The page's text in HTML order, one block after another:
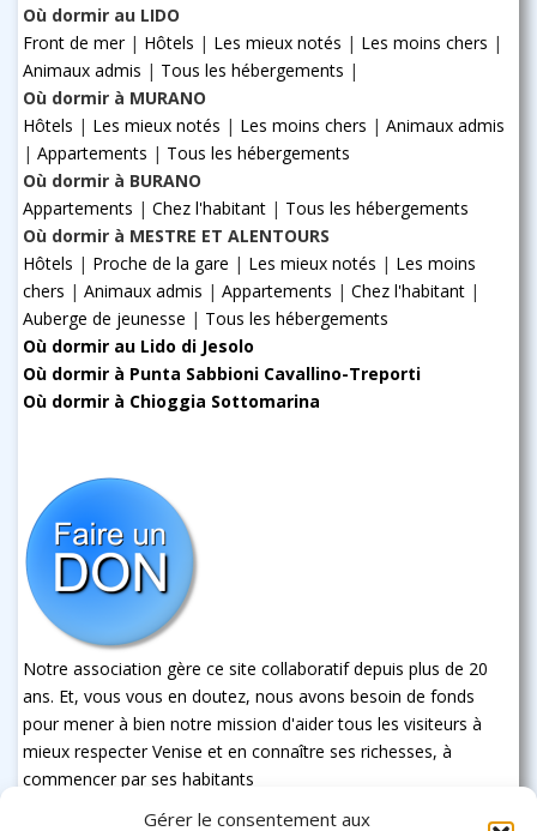
Gérer le consentement aux
Où dormir au LIDO
Front de mer| Hôtels | Les mieux notés | Les moins chers |
Animaux admis | Tous les hébergements |
Où dormir à MURANO
Hôtels | Les mieux notés | Les moins chers | Animaux admis
| Appartements | Tous les hébergements
Où dormir à BURANO
Appartements | Chez l'habitant | Tous les hébergements
Où dormir à MESTRE ET ALENTOURS
Hôtels | Proche de la gare | Les mieux notés | Les moins
chers | Animaux admis | Appartements | Chez l'habitant |
Auberge de jeunesse | Tous les hébergements
Où dormir au Lido di Jesolo
Où dormir à Punta Sabbioni Cavallino-Treporti
Où dormir à Chioggia Sottomarina
Notre association gère ce site collaboratif depuis plus de 20
ans. Et, vous vous en doutez, nous avons besoin de fonds
pour mener à bien notre mission d'aider tous les visiteurs à
mieux respecter Venise et en connaître ses richesses, à
commencer par ses habitants